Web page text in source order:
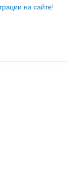
на сайте!